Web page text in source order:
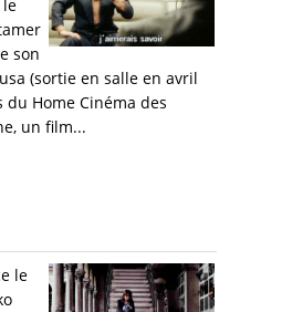
son
(sortie en salle en avril
du Home Cinéma des
un film...
le